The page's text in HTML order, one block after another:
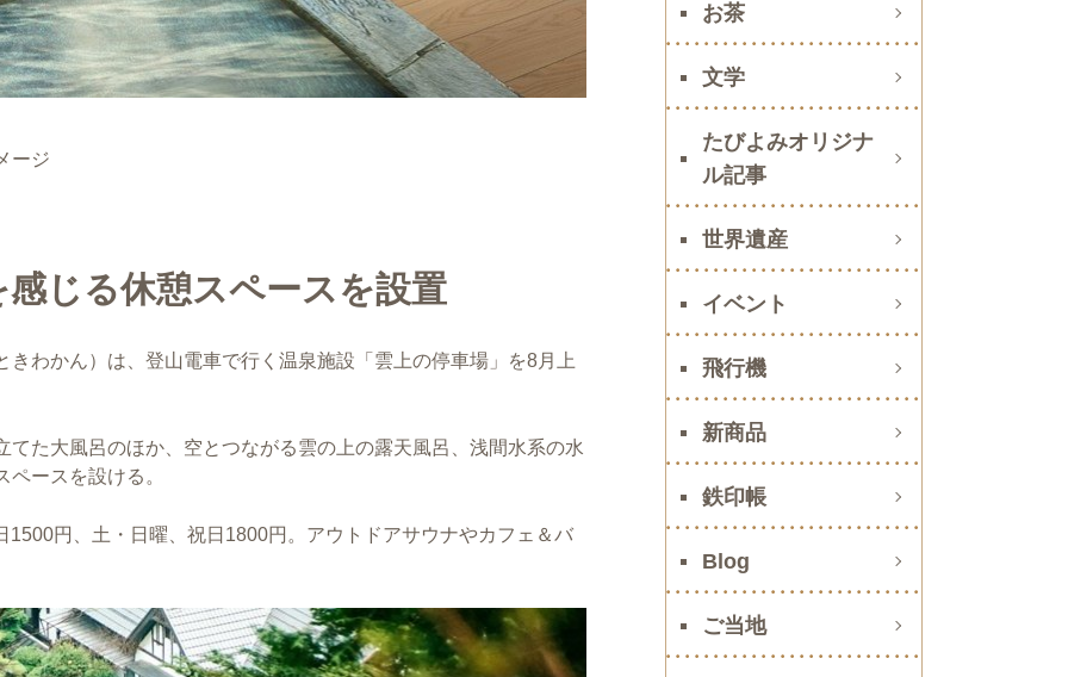
ージ
じる休憩スペースを設置
わかん）は、登山電車で行く温泉施設「雲上の停車場」を8月上
た大風呂のほか、空とつながる雲の上の露天風呂、浅間水系の水
ースを設ける。
円、土・日曜、祝日1800円。アウトドアサウナやカフェ＆バ
お茶
文学
たびよみオリジナ
ル記事
世界遺産
イベント
飛行機
新商品
鉄印帳
Blog
ご当地